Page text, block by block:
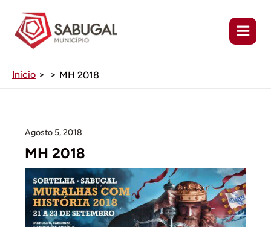
conteúdo
Início MH 2018
Agosto 5, 2018
MH 2018